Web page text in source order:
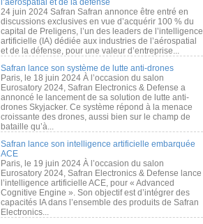
l’aérospatial et de la défense
24 juin 2024 Safran Safran annonce être entré en
discussions exclusives en vue d’acquérir 100 % du
capital de Preligens, l’un des leaders de l’intelligence
artificielle (IA) dédiée aux industries de l’aérospatial
et de la défense, pour une valeur d’entreprise...
Safran lance son système de lutte anti-drones
Paris, le 18 juin 2024 À l’occasion du salon
Eurosatory 2024, Safran Electronics & Defense a
annoncé le lancement de sa solution de lutte anti-
drones Skyjacker. Ce système répond à la menace
croissante des drones, aussi bien sur le champ de
bataille qu’à...
Safran lance son intelligence artificielle embarquée
ACE
Paris, le 19 juin 2024 À l’occasion du salon
Eurosatory 2024, Safran Electronics & Defense lance
l’intelligence artificielle ACE, pour « Advanced
Cognitive Engine ». Son objectif est d’intégrer des
capacités IA dans l’ensemble des produits de Safran
Electronics...